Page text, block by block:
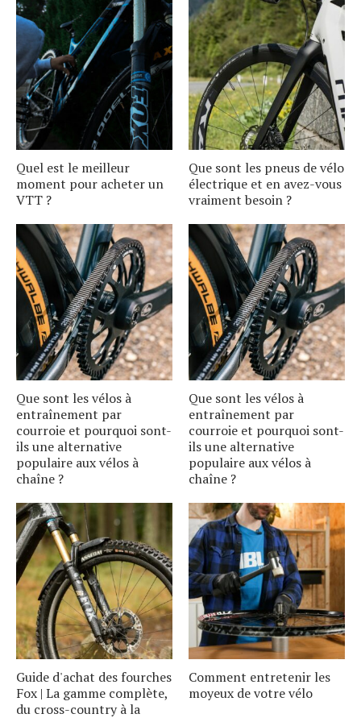
Quel est le meilleur
moment pour acheter un
VTT ?
Que sont les pneus de vélo
électrique et en avez-vous
vraiment besoin ?
Que sont les vélos à
entraînement par
courroie et pourquoi sont-
ils une alternative
populaire aux vélos à
chaîne ?
Que sont les vélos à
entraînement par
courroie et pourquoi sont-
ils une alternative
populaire aux vélos à
chaîne ?
Guide d'achat des fourches
Fox | La gamme complète,
du cross-country à la
Comment entretenir les
moyeux de votre vélo